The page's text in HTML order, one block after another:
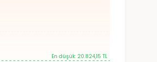
En düşük: 20.824,15 TL